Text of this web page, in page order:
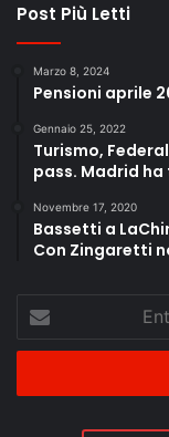
Post Più Letti
Marzo 8, 2024
Pensioni aprile
Gennaio 25, 2022
Turismo,
pass. Madrid
Novembre 17, 2020
Bassetti a
Con Zingaretti
your
Email